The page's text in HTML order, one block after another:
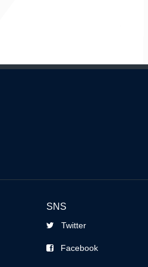
SNS
Twitter
Facebook